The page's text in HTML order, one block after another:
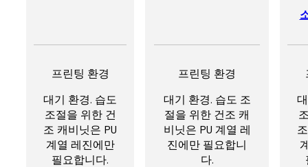
프린팅 환경
대기 환경. 습도
조절을 위한 건
조 캐비닛은 PU
계열 레진에만
필요합니다.
프린팅 환경
대기 환경. 습도 조
절을 위한 건조 캐
비닛은 PU 계열 레
진에만 필요합니
다.